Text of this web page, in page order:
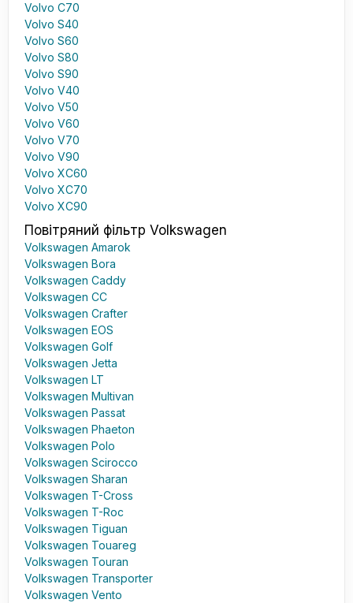
Volvo C70
Volvo S40
Volvo S60
Volvo S80
Volvo S90
Volvo V40
Volvo V50
Volvo V60
Volvo V70
Volvo V90
Volvo XC60
Volvo XC70
Volvo XC90
Повітряний фільтр Volkswagen
Volkswagen Amarok
Volkswagen Bora
Volkswagen Caddy
Volkswagen CC
Volkswagen Crafter
Volkswagen EOS
Volkswagen Golf
Volkswagen Jetta
Volkswagen LT
Volkswagen Multivan
Volkswagen Passat
Volkswagen Phaeton
Volkswagen Polo
Volkswagen Scirocco
Volkswagen Sharan
Volkswagen T-Cross
Volkswagen T-Roc
Volkswagen Tiguan
Volkswagen Touareg
Volkswagen Touran
Volkswagen Transporter
Volkswagen Vento